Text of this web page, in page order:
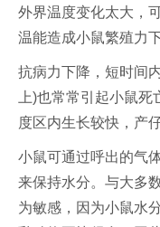
外界温度变化太大，
温能造成小鼠繁殖力
抗病力下降，短时间
上)也常常引起小鼠
度区内生长较快，产
小鼠可通过呼出的气
来保持水分。与大多
为敏感，因为小鼠水